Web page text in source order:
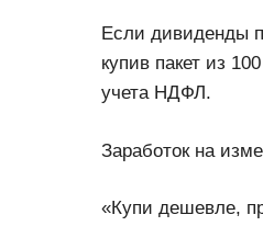
Если дивиденды
купив пакет из
учета НДФЛ.
Заработок на
«Купи дешевле,